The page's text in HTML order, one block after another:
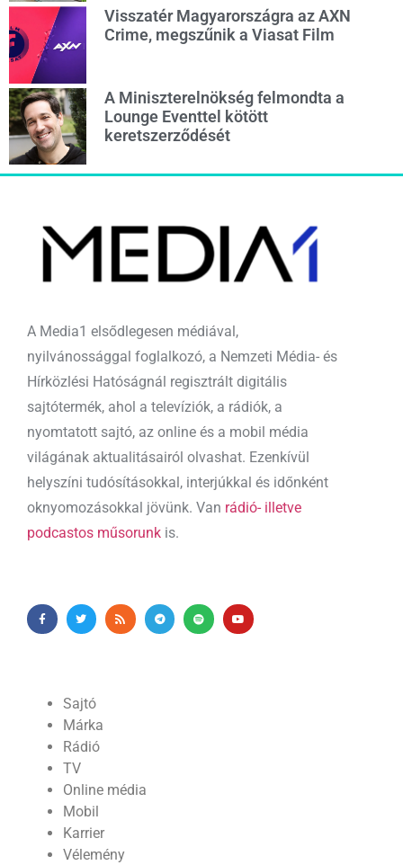
Visszatér Magyarországra az AXN
Crime, megszűnik a Viasat Film
A Miniszterelnökség felmondta a
Lounge Eventtel kötött
keretszerződését
A Media1 elsődlegesen médiával,
nyilvánossággal foglalkozó, a Nemzeti Média- és
Hírközlési Hatóságnál regisztrált digitális
sajtótermék, ahol a televíziók, a rádiók, a
nyomtatott sajtó, az online és a mobil média
világának aktualitásairól olvashat. Ezenkívül
helyszíni tudósításokkal, interjúkkal és időnként
oknyomozásokkal jövünk. Van rádió- illetve
podcastos műsorunk is.
Sajtó
Márka
Rádió
TV
Online média
Mobil
Karrier
Vélemény